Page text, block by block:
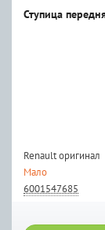
Ступица
Renault оригинал
Мало
6001547685